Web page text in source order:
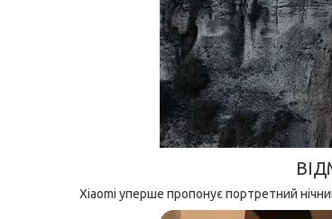
Xiaomi уперше пропонує портретний